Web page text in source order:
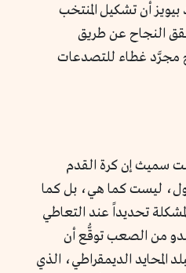
أن تشكيل المنتخب
النجاح عن طريق
مجرَّد غطاء للتصدعات
سميث إن كرة القدم
ليست كما هي، بل كما
تحديداً عند التعاطي
من الصعب توقُّع أن
المحايد الديمقراطي، الذي